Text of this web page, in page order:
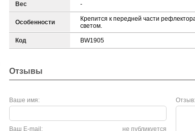
Вес -
Особенности
Крепится к передней части
светом.
Код BW1905
Отзывы
Ваше имя: Отзыв:
не публикуется
Ваш E-mail: